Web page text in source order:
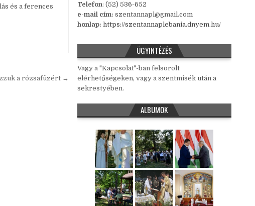
és a ferences
a rózsafüzért →
Telefon: (52) 536-652
e-mail cím: szentannapl@gmail.com
honlap: https://szentannaplebania.dnyem.hu/
ÜGYINTÉZÉS
Vagy a "Kapcsolat"-ban felsorolt
elérhetőségeken, vagy a szentmisék után a
sekrestyében.
ALBUMOK